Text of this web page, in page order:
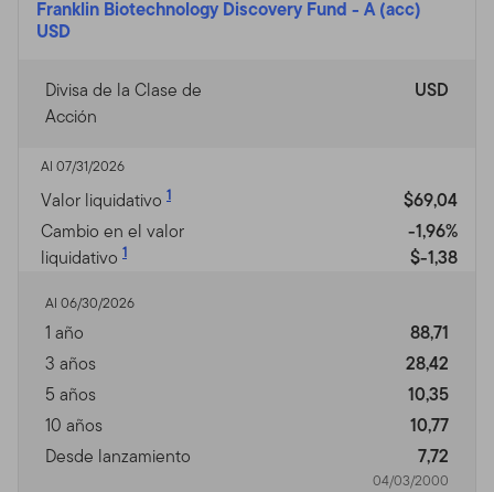
Franklin Biotechnology Discovery Fund - A (acc)
USD
Divisa de la Clase de
Acción
USD
Al 07/31/2026
Valor liquidativo 1
$69,04
Cambio en el valor
liquidativo 1
-1,96%
$-1,38
Al 06/30/2026
1 año
88,71
3 años
28,42
5 años
10,35
10 años
10,77
Desde lanzamiento
7,72
04/03/2000